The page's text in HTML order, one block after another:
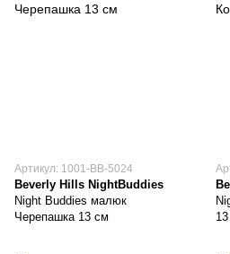
Артикул: 1001-BB-5024
Beverly Hills NightBuddies
Night Buddies малюк
Черепашка 13 см